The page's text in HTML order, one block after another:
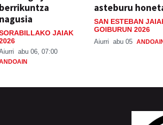
berrikuntza
nagusia
JAIAK
abu 06, 07:00
asteburu
SAN ESTEBAN
GOIBURUN 2026
Aiurri abu 05